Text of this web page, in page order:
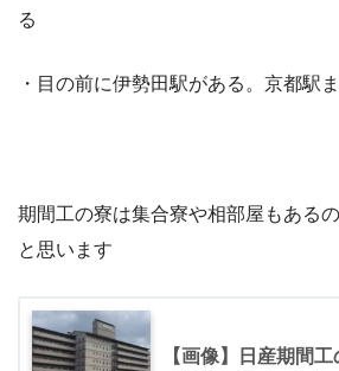
る
・目の前に伊勢田駅がある。京都駅
期間工の寮は集合寮や相部屋もある
と思います
【画像】日産期間